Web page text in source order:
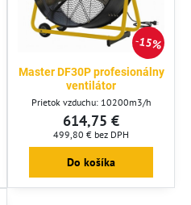
15%
Master DF30P profesionálny
ventilátor
Prietok vzduchu: 10200m3/h
614,75 €
499,80 € bez DPH
Do košíka